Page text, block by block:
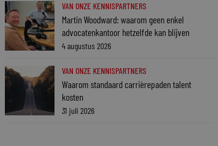
VAN ONZE KENNISPARTNERS
Martin Woodward: waarom geen enkel
advocatenkantoor hetzelfde kan blijven
4 augustus 2026
VAN ONZE KENNISPARTNERS
Waarom standaard carrièrepaden talent
kosten
31 juli 2026